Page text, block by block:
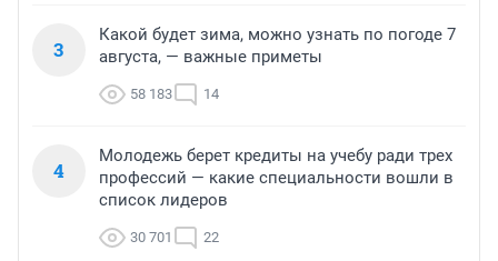
3
Какой будет зима, можно узнать по погоде 7
августа, — важные приметы
58 183 14
4
Молодежь берет кредиты на учебу ради трех
профессий — какие специальности вошли в
список лидеров
30 701 22